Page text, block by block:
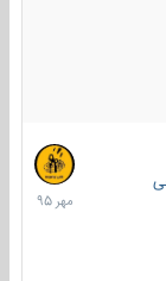
27
مهر
1395